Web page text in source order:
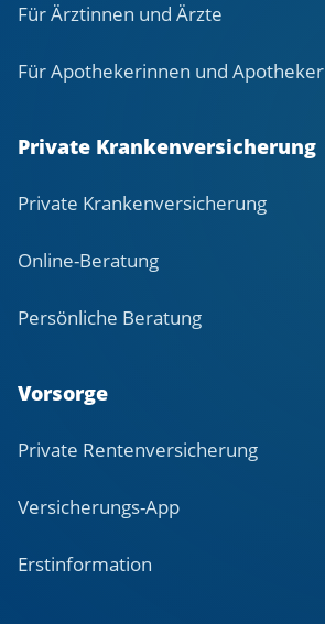
Für Ärztinnen und Ärzte
Für Apothekerinnen und Apotheker
Private Krankenversicherung
Private Krankenversicherung
Online-Beratung
Persönliche Beratung
Vorsorge
Private Rentenversicherung
Versicherungs-App
Erstinformation